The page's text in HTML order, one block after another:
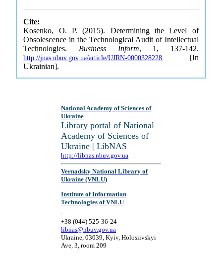
Cite:
Kosenko, O. P. (2015). Determining the Level of
Obsolescence in the Technological Audit of Intellectual
Technologies. Business Inform, 1, 137-142.
http://jnas.nbuv.gov.ua/article/UJRN-0000328228 [In
Ukrainian].
National Academy of Sciences of
Ukraine
Library portal of National
Academy of Sciences of
Ukraine | LibNAS
http://libnas.nbuv.gov.ua
Vernadsky National Library of
Ukraine (VNLU)
Institute of Information
Technologies of VNLU
+38 (044) 525-36-24
libnas@nbuv.gov.ua
Ukraine, 03039, Kyiv, Holosiivskyi
Ave, 3, room 209